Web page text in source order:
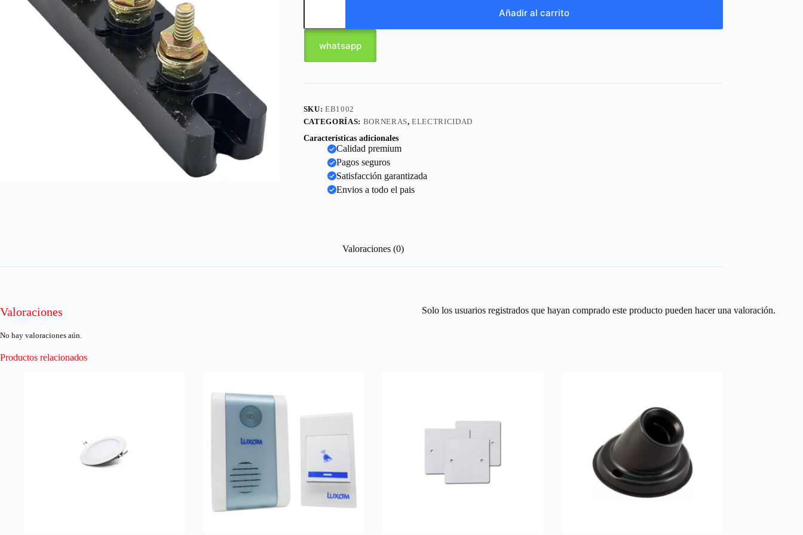
Añadir al carrito
whatsapp
SKU:EB1002
CATEGORÍAS: BORNERAS,ELECTRICIDAD
Características adicionales
Calidad premium
Pagos seguros
Satisfacción garantizada
Envios a todo el pais
Valoraciones (0)
Valoraciones
No hay valoraciones aún.
Solo los usuarios registrados que hayan comprado este producto pueden hacer una valoración.
Productos relacionados